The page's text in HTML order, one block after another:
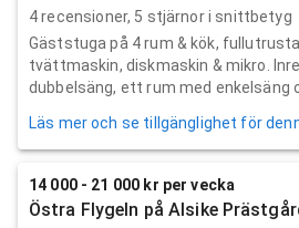
4recensioner, 5 stjärnor i snittbetyg
Gäststuga på 4 rum & kök,
tvättmaskin, diskmaskin & mikro.
dubbelsäng, ett rum med enkelsäng
Läs mer och se tillgänglighet för
14 000 - 21 000 kr per vecka
Östra Flygeln på Alsike